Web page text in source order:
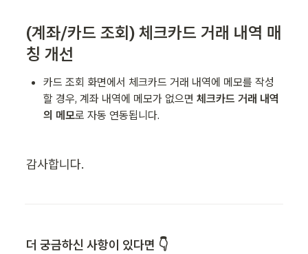
(계좌/카드 조회) 체크카드 거래 내역 매
칭 개선
카드 조회 화면에서 체크카드 거래 내역에 메모를 작성
할 경우, 계좌 내역에 메모가 없으면 체크카드 거래 내역
의 메모로 자동 연동됩니다.
감사합니다.
더 궁금하신 사항이 있다면 👇